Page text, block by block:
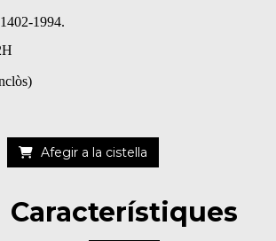
1994.
Afegir a la cistella
Característiques